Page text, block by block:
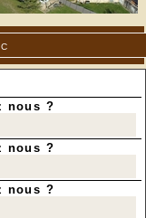
nous ?
nous ?
nous ?